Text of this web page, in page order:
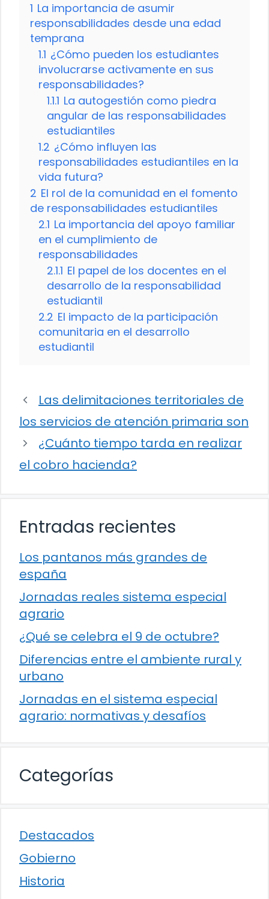
1 La importancia de asumir
responsabilidades desde una edad
temprana
1.1 ¿Cómo pueden los estudiantes
involucrarse activamente en sus
responsabilidades?
1.1.1 La autogestión como piedra
angular de las responsabilidades
estudiantiles
1.2 ¿Cómo influyen las
responsabilidades estudiantiles en la
vida futura?
2 El rol de la comunidad en el fomento
de responsabilidades estudiantiles
2.1 La importancia del apoyo familiar
en el cumplimiento de
responsabilidades
2.1.1 El papel de los docentes en el
desarrollo de la responsabilidad
estudiantil
2.2 El impacto de la participación
comunitaria en el desarrollo
estudiantil
Las delimitaciones territoriales de
los servicios de atención primaria son
¿Cuánto tiempo tarda en realizar
el cobro hacienda?
Entradas recientes
Los pantanos más grandes de
españa
Jornadas reales sistema especial
agrario
¿Qué se celebra el 9 de octubre?
Diferencias entre el ambiente rural y
urbano
Jornadas en el sistema especial
agrario: normativas y desafíos
Categorías
Destacados
Gobierno
Historia